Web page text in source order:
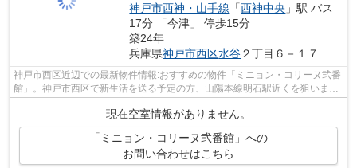
神戸市西神・山手線 「西神中央 」駅 バス
17分 「今津」 停歩15分
築24年
兵庫県神戸市西区水谷２丁目６－１７
神戸市西区近辺での最新物件情報:おすすめの物件「ミニョン・コリーヌ弐番
館」。神戸市西区で新生活を送る予定の方、山陽本線明石駅近くを狙いまし
ょう。ピタットハウス西明石店への連...
現在空室情報がありません。
「ミニョン・コリーヌ弐番館」への
お問い合わせはこちら